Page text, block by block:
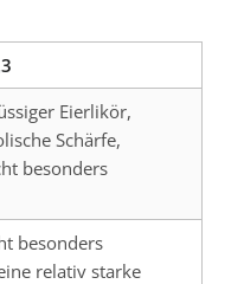
Eierlikör,
Schärfe,
besonders
besonders
relativ starke